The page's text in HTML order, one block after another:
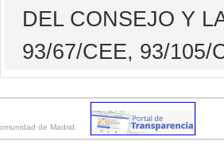
DEL CONSEJO Y
93/67/CEE, 93/105/
de Madrid.